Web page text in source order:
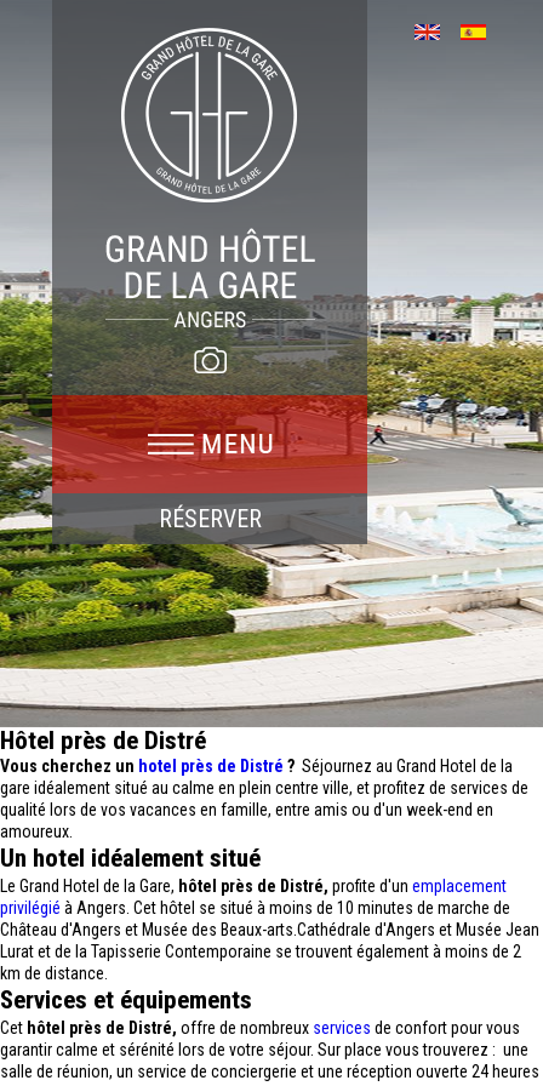
RÉSERVER
Hôtel près de Distré
Vous cherchez un hotel près de Distré ? Séjournez au Grand Hotel de la
gare idéalement situé au calme en plein centre ville, et profitez de services de
qualité lors de vos vacances en famille, entre amis ou d'un week-end en
amoureux.
Un hotel idéalement situé
Le Grand Hotel de la Gare, hôtel près de Distré, profite d'un emplacement
privilégié à Angers. Cet hôtel se situé à moins de 10 minutes de marche de
Château d'Angers et Musée des Beaux-arts.Cathédrale d'Angers et Musée Jean
Lurat et de la Tapisserie Contemporaine se trouvent également à moins de 2
km de distance.
Services et équipements
Cet hôtel près de Distré, offre de nombreux services de confort pour vous
garantir calme et sérénité lors de votre séjour. Sur place vous trouverez : une
salle de réunion, un service de conciergerie et une réception ouverte 24 heures